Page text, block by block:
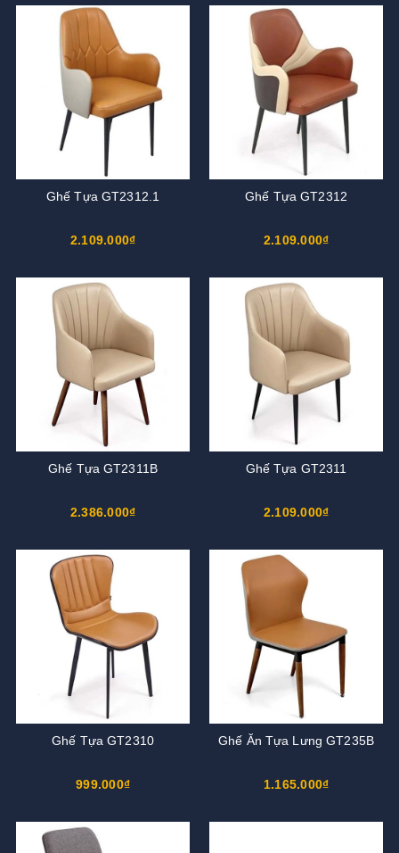
Ghế Tựa GT2312.1
2.109.000₫
Ghế Tựa GT2312
2.109.000₫
Ghế Tựa GT2311B
2.386.000₫
Ghế Tựa GT2311
2.109.000₫
Ghế Tựa GT2310
999.000₫
Ghế Ăn Tựa Lưng GT235B
1.165.000₫